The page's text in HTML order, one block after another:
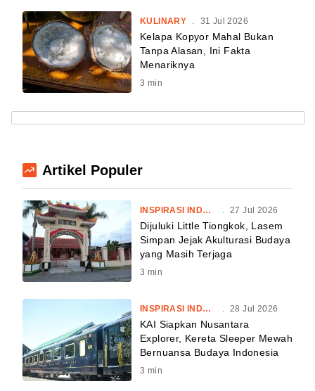
KULINARY . 31 Jul 2026
Kelapa Kopyor Mahal Bukan
Tanpa Alasan, Ini Fakta
Menariknya
3 min
Artikel Populer
INSPIRASI INDONESIA . 27 Jul 2026
Dijuluki Little Tiongkok, Lasem
Simpan Jejak Akulturasi Budaya
yang Masih Terjaga
3 min
INSPIRASI INDONESIA . 28 Jul 2026
KAI Siapkan Nusantara
Explorer, Kereta Sleeper Mewah
Bernuansa Budaya Indonesia
3 min